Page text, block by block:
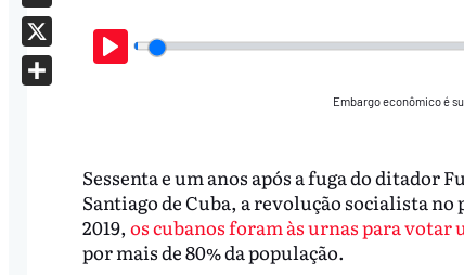
Play
Embargo econômico é
Sessenta e um anos após a fuga do ditador
Santiago de Cuba, a revolução socialista
2019, os cubanos foram às urnas para
por mais de 80% da população.
Email
X